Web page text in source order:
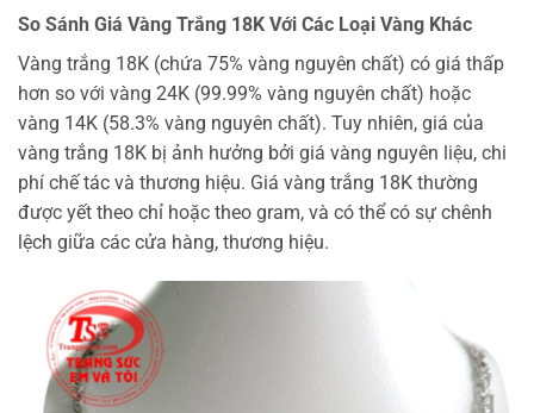
So Sánh Giá Vàng Trắng 18K Với Các Loại Vàng Khác
Vàng trắng 18K (chứa 75% vàng nguyên chất) có giá thấp
hơn so với vàng 24K (99.99% vàng nguyên chất) hoặc
vàng 14K (58.3% vàng nguyên chất). Tuy nhiên, giá của
vàng trắng 18K bị ảnh hưởng bởi giá vàng nguyên liệu, chi
phí chế tác và thương hiệu. Giá vàng trắng 18K thường
được yết theo chỉ hoặc theo gram, và có thể có sự chênh
lệch giữa các cửa hàng, thương hiệu.